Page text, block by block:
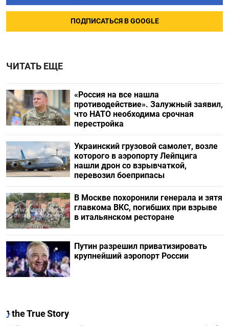
ПОДПИСАТЬСЯ В GOOGLE
ЧИТАТЬ ЕЩЕ
«Россия на все нашла
противодействие». Залужный заявил,
что НАТО необходима срочная
перестройка
Украинский грузовой самолет, возле
которого в аэропорту Лейпцига
нашли дрон со взрывчаткой,
перевозил боеприпасы
В Москве похоронили генерала и зятя
главкома ВКС, погибших при взрыве
в итальянском ресторане
Путин разрешил приватизировать
крупнейший аэропорт России